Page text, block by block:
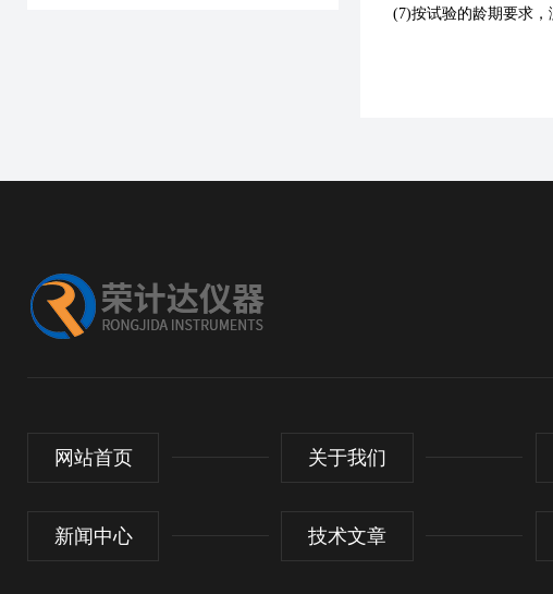
(7)按试验的龄期要求，
网站首页 关于我们
新闻中心 技术文章